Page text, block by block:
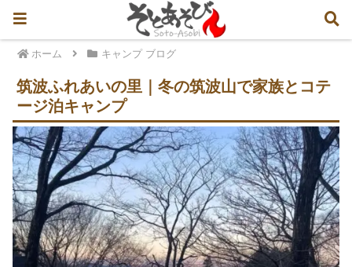
ホーム キャンプ ブログ
筑波ふれあいの里｜冬の筑波山で家族とコテ
ージ泊キャンプ